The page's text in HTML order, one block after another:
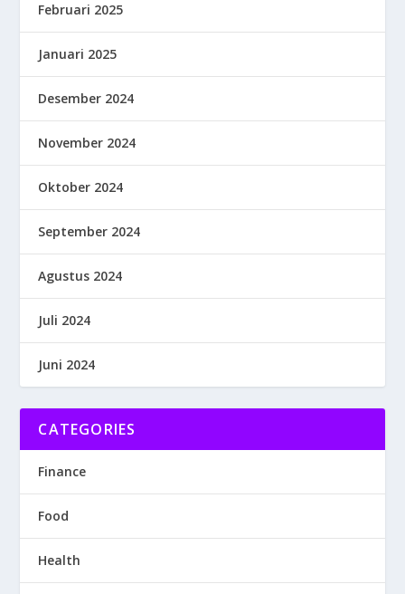
Februari 2025
Januari 2025
Desember 2024
November 2024
Oktober 2024
September 2024
Agustus 2024
Juli 2024
Juni 2024
CATEGORIES
Finance
Food
Health